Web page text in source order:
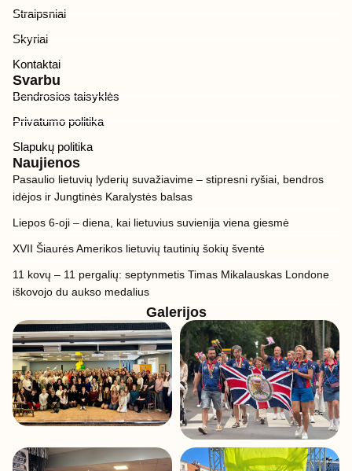
Straipsniai
Skyriai
Kontaktai
Svarbu
Bendrosios taisyklės
Privatumo politika
Slapukų politika
Naujienos
Pasaulio lietuvių lyderių suvažiavime – stipresni ryšiai, bendros
idėjos ir Jungtinės Karalystės balsas
Liepos 6-oji – diena, kai lietuvius suvienija viena giesmė
XVII Šiaurės Amerikos lietuvių tautinių šokių šventė
11 kovų – 11 pergalių: septynmetis Timas Mikalauskas Londone
iškovojo du aukso medalius
Galerijos